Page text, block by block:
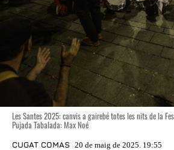
Les Santes 2025: canvis a gairebé totes les nits de la
Pujada Tabalada: Max Noé
CUGAT COMAS 20 de maig de 2025. 19:55